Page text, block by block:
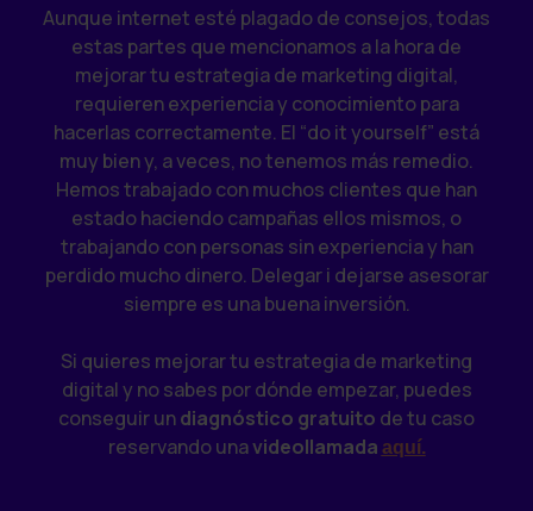
Aunque internet esté plagado de consejos, todas
estas partes que mencionamos a la hora de
mejorar tu estrategia de marketing digital,
requieren experiencia y conocimiento para
hacerlas correctamente. El “do it yourself” está
muy bien y, a veces, no tenemos más remedio.
Hemos trabajado con muchos clientes que han
estado haciendo campañas ellos mismos, o
trabajando con personas sin experiencia y han
perdido mucho dinero. Delegar i dejarse asesorar
siempre es una buena inversión.
Si quieres mejorar tu estrategia de marketing
digital y no sabes por dónde empezar, puedes
conseguir undiagnóstico gratuito de tu caso
reservando unavideollamada aquí.